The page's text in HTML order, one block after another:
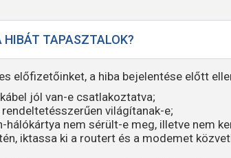
HIBÁT TAPASZTALOK?
előfizetőinket, a hiba bejelentése előtt
jól van-e csatlakoztatva;
világítanak-e;
hálókártya nem sérült-e meg, illetve nem
iktassa ki a routert és a modemet